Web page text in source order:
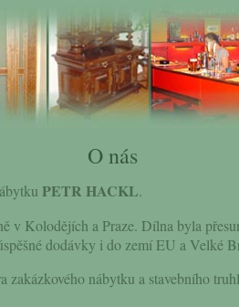
O nás
PETR HACKL.
v Kolodějích a Praze. Dílna byla
dodávky i do zemí EU a Velké
nábytku a stavebního